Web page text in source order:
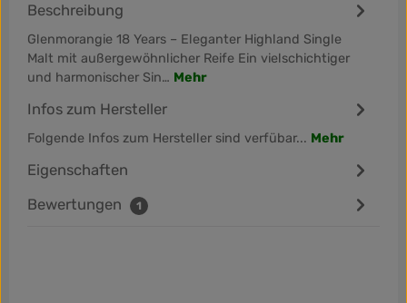
Beschreibung
Glenmorangie 18 Years – Eleganter Highland Single
Malt mit außergewöhnlicher Reife Ein vielschichtiger
und harmonischer Sin… Mehr
Infos zum Hersteller
Folgende Infos zum Hersteller sind verfübar... Mehr
Eigenschaften
Bewertungen
1